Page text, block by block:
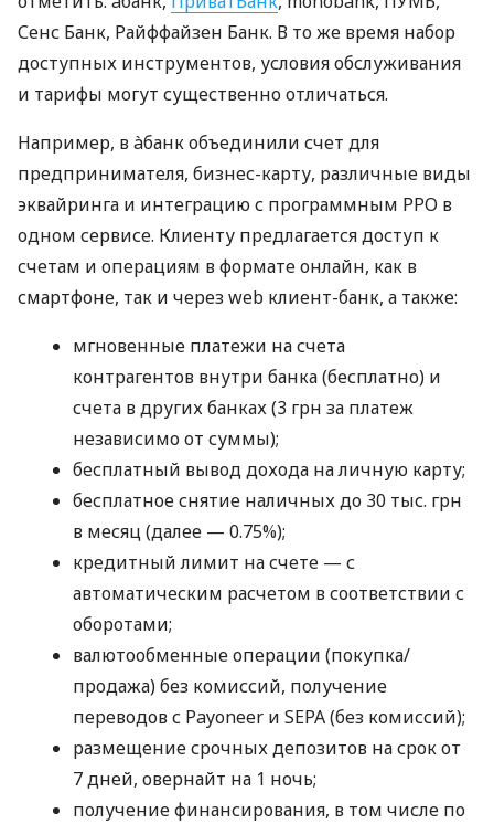
Сенс Банк, Райффайзен Банк. В то же время набор
доступных инструментов, условия обслуживания
и тарифы могут существенно отличаться.
Например, в àбанк объединили счет для
предпринимателя, бизнес-карту, различные виды
эквайринга и интеграцию с программным РРО в
одном сервисе. Клиенту предлагается доступ к
счетам и операциям в формате онлайн, как в
смартфоне, так и через web клиент-банк, а также:
мгновенные платежи на счета
контрагентов внутри банка (бесплатно) и
счета в других банках (3 грн за платеж
независимо от суммы);
бесплатный вывод дохода на личную карту;
бесплатное снятие наличных до 30 тыс. грн
в месяц (далее — 0.75%);
кредитный лимит на счете — с
автоматическим расчетом в соответствии с
оборотами;
валютообменные операции (покупка/
продажа) без комиссий, получение
переводов с Payoneer и SEPA (без комиссий);
размещение срочных депозитов на срок от
7 дней, овернайт на 1 ночь;
получение финансирования, в том числе по